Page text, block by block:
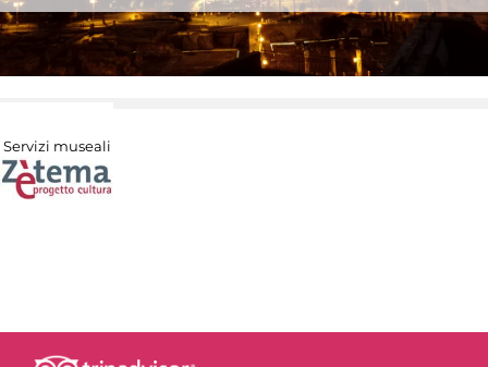
Servizi museali